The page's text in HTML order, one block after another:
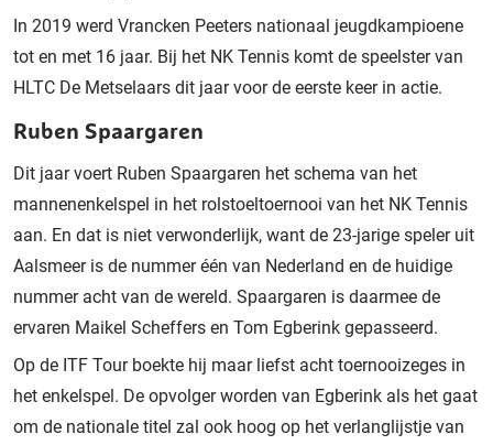
In 2019 werd Vrancken Peeters nationaal jeugdkampioene
tot en met 16 jaar. Bij het NK Tennis komt de speelster van
HLTC De Metselaars dit jaar voor de eerste keer in actie.
Ruben Spaargaren
Dit jaar voert Ruben Spaargaren het schema van het
mannenenkelspel in het rolstoeltoernooi van het NK Tennis
aan. En dat is niet verwonderlijk, want de 23-jarige speler uit
Aalsmeer is de nummer één van Nederland en de huidige
nummer acht van de wereld. Spaargaren is daarmee de
ervaren Maikel Scheffers en Tom Egberink gepasseerd.
Op de ITF Tour boekte hij maar liefst acht toernooizeges in
het enkelspel. De opvolger worden van Egberink als het gaat
om de nationale titel zal ook hoog op het verlanglijstje van